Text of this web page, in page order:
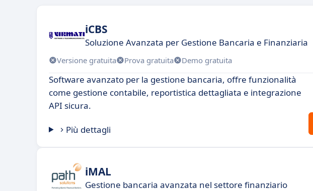
iCBS
Soluzione Avanzata per Gestione Bancaria e Finanziaria
Versione gratuita Prova gratuita Demo gratuita
Software avanzato per la gestione bancaria, offre funzionalità
come gestione contabile, reportistica dettagliata e integrazione
API sicura.
Più dettagli
iMAL
Gestione bancaria avanzata nel settore finanziario